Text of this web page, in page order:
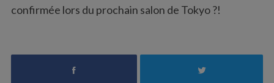
confirmée lors du prochain salon de Tokyo ?!